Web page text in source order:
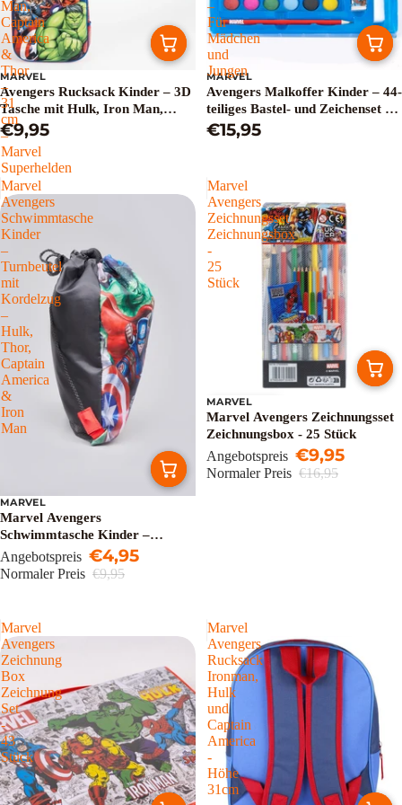
Man,
Captain
America
&
Thor
–
31
cm
–
Marvel
Superhelden
MARVEL
Avengers Rucksack Kinder – 3D
Tasche mit Hulk, Iron Man,
Captain America & Thor – 31
cm – Marvel Superhelden
€9,95
–
Für
Mädchen
und
Jungen
MARVEL
Avengers Malkoffer Kinder – 44-
teiliges Bastel- und Zeichenset –
Für Mädchen und Jungen
€15,95
Marvel
Avengers
Schwimmtasche
Kinder
–
Turnbeutel
mit
Kordelzug
–
Hulk,
Thor,
Captain
America
&
Iron
Man
Sale
MARVEL
Marvel Avengers
Schwimmtasche Kinder –
Turnbeutel mit Kordelzug –
Hulk, Thor, Captain America &
Angebotspreis €4,95
Normaler Preis €9,95
Marvel
Avengers
Zeichnungsset
Zeichnungsbox
-
25
Stück
Ausverkauft
MARVEL
Marvel Avengers Zeichnungsset
Zeichnungsbox - 25 Stück
Angebotspreis €9,95
Normaler Preis €16,95
Marvel
Avengers
Zeichnung
Box
Zeichnung
Set
-
43
Stück
Marvel
Avengers
Rucksack
Ironman,
Hulk
und
Captain
America
-
Höhe
31cm